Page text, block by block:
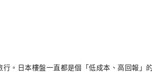
。日本樓盤一直都是個「低成本、高回報」